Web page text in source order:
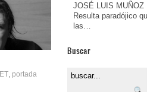
, portada
JOSÉ LUIS MUÑOZ
Resulta paradójico
las…
Buscar